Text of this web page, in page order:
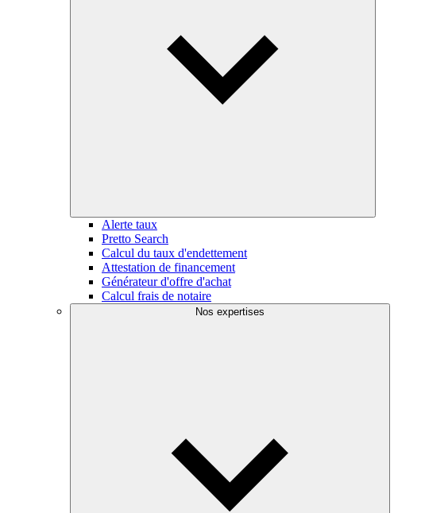
Alerte taux
Pretto Search
Calcul du taux d'endettement
Attestation de financement
Générateur d'offre d'achat
Calcul frais de notaire
Nos expertises